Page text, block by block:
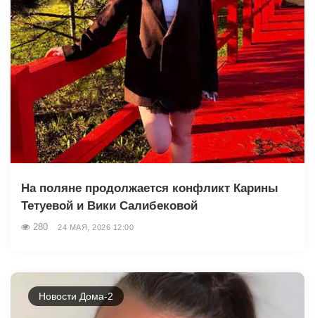
На поляне продолжается конфликт Карины
Тетуевой и Вики Салибековой
280 24 МАЯ, 2026 12:00
Новости Дома-2